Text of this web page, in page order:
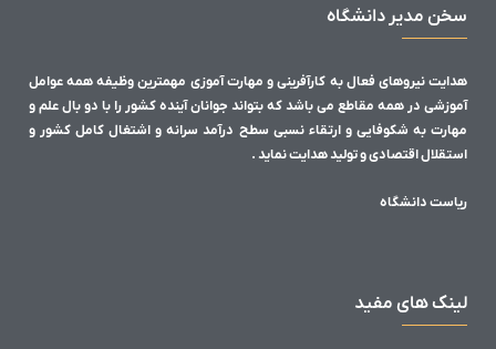
سخن مدیر دانشگاه
هدایت نیروهای فعال به کارآفرینی و مهارت آموزی مهمترین وظیفه همه عوامل
آموزشی در همه مقاطع می باشد که بتواند جوانان آینده کشور را با دو بال علم و
مهارت به شکوفایی و ارتقاء نسبی سطح درآمد سرانه و اشتغال کامل کشور و
استقلال اقتصادی و تولید هدایت نماید .
ریاست دانشگاه
لینک های مفید